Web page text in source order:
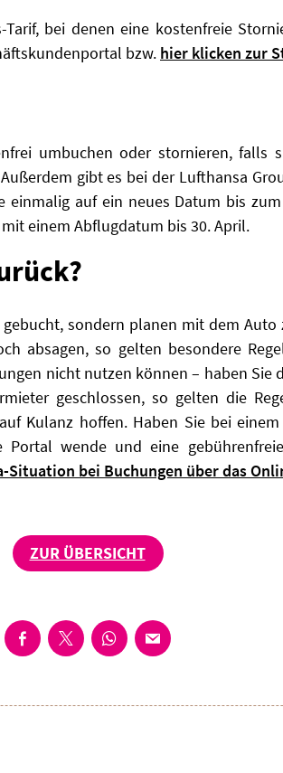
Tarif, bei denen eine kostenfreie
bzw. hier klicken zur
umbuchen oder stornieren, falls
gibt es bei der Lufthansa
auf ein neues Datum bis
einem Abflugdatum bis 30. April.
sondern planen mit dem
absagen, so gelten besondere
nicht nutzen können – haben Sie
geschlossen, so gelten die
Kulanz hoffen. Haben Sie bei
wende und eine
Situation bei Buchungen über das
ZUR ÜBERSICHT